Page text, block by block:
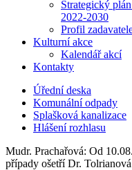
Strategický
2022-2030
Profil
Kulturní akce
Kalendář akcí
Kontakty
Úřední deska
Komunální odpady
Splašková kanalizace
Hlášení rozhlasu
Mudr. Prachařová: Od
případy ošetří Dr.